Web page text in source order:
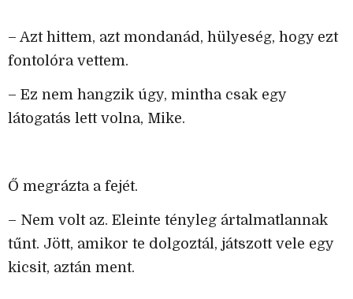
– Azt hittem, azt mondanád, hülyeség, hogy ezt
fontolóra vettem.
– Ez nem hangzik úgy, mintha csak egy
látogatás lett volna, Mike.
Ő megrázta a fejét.
– Nem volt az. Eleinte tényleg ártalmatlannak
tűnt. Jött, amikor te dolgoztál, játszott vele egy
kicsit, aztán ment.